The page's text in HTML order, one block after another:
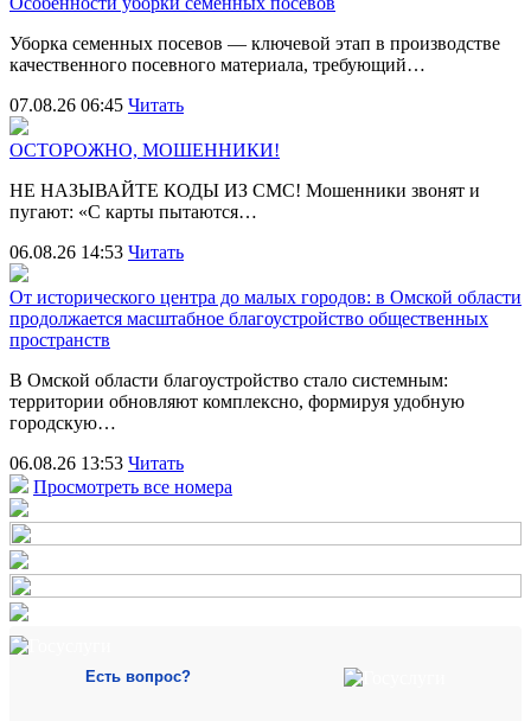
Уборка семенных посевов — ключевой этап в производстве
качественного посевного материала, требующий…
07.08.26 06:45 Читать
ОСТОРОЖНО, МОШЕННИКИ!
НЕ НАЗЫВАЙТЕ КОДЫ ИЗ СМС! Мошенники звонят и
пугают: «С карты пытаются…
06.08.26 14:53 Читать
От исторического центра до малых городов: в Омской области
продолжается масштабное благоустройство общественных
пространств
В Омской области благоустройство стало системным:
территории обновляют комплексно, формируя удобную
городскую…
06.08.26 13:53 Читать
Просмотреть все номера
Есть вопрос?